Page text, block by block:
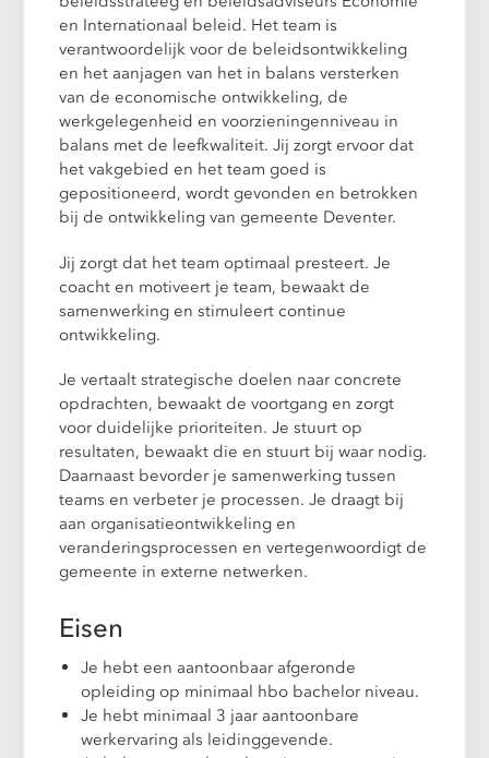
en Internationaal beleid. Het team is
verantwoordelijk voor de beleidsontwikkeling
en het aanjagen van het in balans versterken
van de economische ontwikkeling, de
werkgelegenheid en voorzieningenniveau in
balans met de leefkwaliteit. Jij zorgt ervoor dat
het vakgebied en het team goed is
gepositioneerd, wordt gevonden en betrokken
bij de ontwikkeling van gemeente Deventer.
Jij zorgt dat het team optimaal presteert. Je
coacht en motiveert je team, bewaakt de
samenwerking en stimuleert continue
ontwikkeling.
Je vertaalt strategische doelen naar concrete
opdrachten, bewaakt de voortgang en zorgt
voor duidelijke prioriteiten. Je stuurt op
resultaten, bewaakt die en stuurt bij waar nodig.
Daarnaast bevorder je samenwerking tussen
teams en verbeter je processen. Je draagt bij
aan organisatieontwikkeling en
veranderingsprocessen en vertegenwoordigt de
gemeente in externe netwerken.
Eisen
Je hebt een aantoonbaar afgeronde
opleiding op minimaal hbo bachelor niveau.
Je hebt minimaal 3 jaar aantoonbare
werkervaring als leidinggevende.